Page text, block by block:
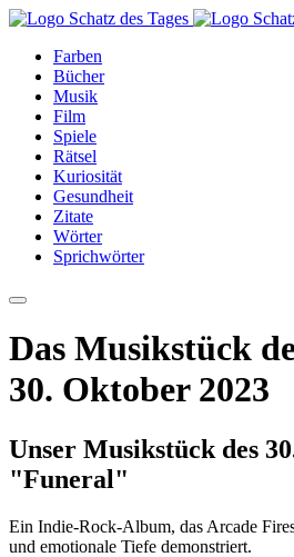
Farben
Bücher
Musik
Film
Spiele
Rätsel
Kuriosität
Gesundheit
Zitate
Wörter
Sprichwörter
Das Musikstück
30. Oktober 2023
Unser Musikstück des
"Funeral"
Ein Indie-Rock-Album, das Arcade
und emotionale Tiefe demonstriert.